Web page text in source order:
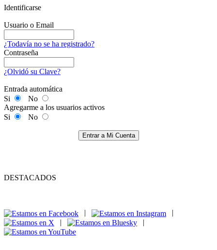
Identificarse
Usuario o Email
¿Todavía no se ha registrado?
Contraseña
¿Olvidó su Clave?
Entrada automática
Si
No
Agregarme a los usuarios activos
Si
No
Entrar a Mi Cuenta
DESTACADOS
|
|